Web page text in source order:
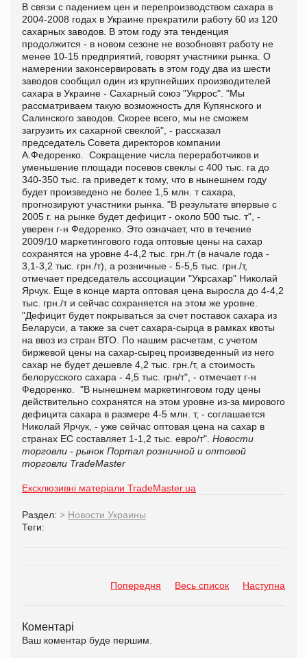
В связи с падением цен и перепроизводством сахара в
2004-2008 годах в Украине прекратили работу 60 из 120
сахарных заводов. В этом году эта тенденция
продолжится - в новом сезоне не возобновят работу не
менее 10-15 предприятий, говорят участники рынка. О
намерении законсервировать в этом году два из шести
заводов сообщил один из крупнейших производителей
сахара в Украине - Сахарный союз "Укррос". "Мы
рассматриваем такую возможность для Купянского и
Салинского заводов. Скорее всего, мы не сможем
загрузить их сахарной свеклой", - рассказал
председатель Совета директоров компании
А.Федоренко. Сокращение числа переработчиков и
уменьшение площади посевов свеклы с 400 тыс. га до
340-350 тыс. га приведет к тому, что в нынешнем году
будет произведено не более 1,5 млн. т сахара,
прогнозируют участники рынка. "В результате впервые с
2005 г. на рынке будет дефицит - около 500 тыс. т", -
уверен г-н Федоренко. Это означает, что в течение
2009/10 маркетингового года оптовые цены на сахар
сохранятся на уровне 4-4,2 тыс. грн./т (в начале года -
3,1-3,2 тыс. грн./т), а розничные - 5-5,5 тыс. грн./т,
отмечает председатель ассоциации "Укрсахар" Николай
Ярчук. Еще в конце марта оптовая цена выросла до 4-4,2
тыс. грн./т и сейчас сохраняется на этом же уровне.
"Дефицит будет покрываться за счет поставок сахара из
Беларуси, а также за счет сахара-сырца в рамках квоты
на ввоз из стран ВТО. По нашим расчетам, с учетом
биржевой цены на сахар-сырец произведенный из него
сахар не будет дешевле 4,2 тыс. грн./т, а стоимость
белорусского сахара - 4,5 тыс. грн/т", - отмечает г-н
Федоренко. "В нынешнем маркетинговом году цены
действительно сохранятся на этом уровне из-за мирового
дефицита сахара в размере 4-5 млн. т, - соглашается
Николай Ярчук, - уже сейчас оптовая цена на сахар в
странах ЕС составляет 1-1,2 тыс. евро/т". Новости
торговли - рынок Портал розничной и оптовой
торговли TradeMaster
Ексклюзивні матеріали TradeMaster.ua
Раздел: > Новости Украины
Теги:
Попередня Весь список Наступна
Коментарі
Ваш коментар буде першим.